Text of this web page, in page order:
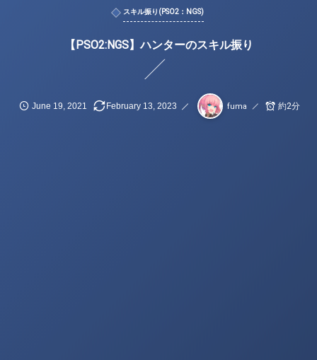
スキル振り(PSO2：NGS)
【PSO2:NGS】ハンターのスキル振り
June 19, 2021 February 13,2023 fuma 約2分